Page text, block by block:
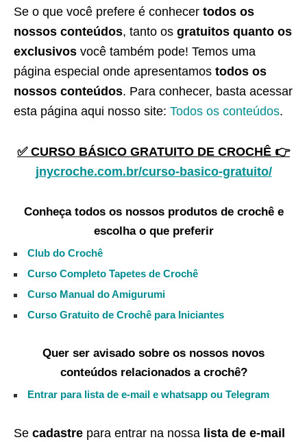
Se o que você prefere é conhecer todos os
nossos conteúdos, tanto os gratuitos quanto os
exclusivos você também pode! Temos uma
página especial onde apresentamos todos os
nossos conteúdos. Para conhecer, basta acessar
esta página aqui nosso site: Todos os conteúdos.
✅ CURSO BÁSICO GRATUITO DE CROCHÊ 👉
jnycroche.com.br/curso-basico-gratuito/
Conheça todos os nossos produtos de crochê e
escolha o que preferir
Club do Crochê
Curso Completo Tapetes de Crochê
Curso Manual do Amigurumi
Curso Gratuito de Crochê para Iniciantes
Quer ser avisado sobre os nossos novos
conteúdos relacionados a crochê?
Entrar para lista de e-mail e whatsapp ou Telegram
Se cadastre para entrar na nossa lista de e-mail